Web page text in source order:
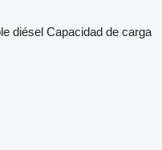
diésel Capacidad de carga